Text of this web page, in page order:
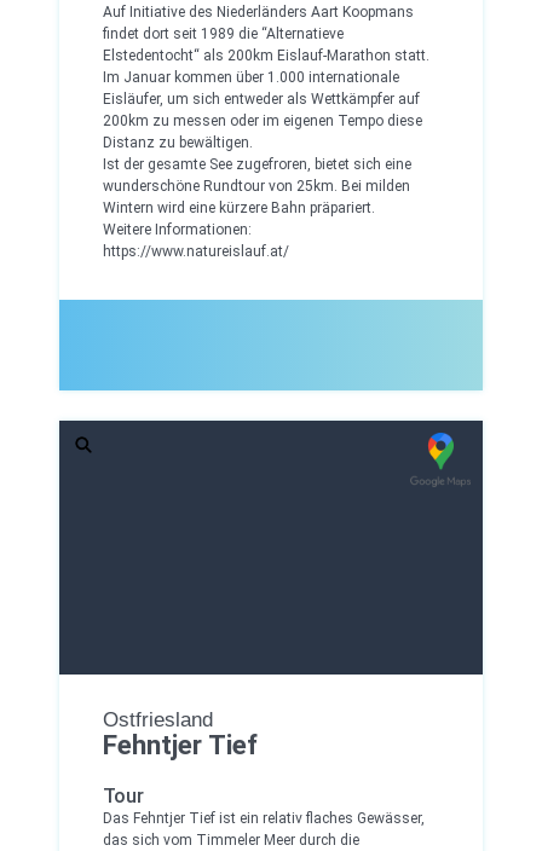
Auf Initiative des Niederländers Aart Koopmans
findet dort seit 1989 die “Alternatieve
Elstedentocht“ als 200km Eislauf-Marathon statt.
Im Januar kommen über 1.000 internationale
Eisläufer, um sich entweder als Wettkämpfer auf
200km zu messen oder im eigenen Tempo diese
Distanz zu bewältigen.
Ist der gesamte See zugefroren, bietet sich eine
wunderschöne Rundtour von 25km. Bei milden
Wintern wird eine kürzere Bahn präpariert.
Weitere Informationen:
https://www.natureislauf.at/
Ostfriesland
Fehntjer Tief
Tour
Das Fehntjer Tief ist ein relativ flaches Gewässer,
das sich vom Timmeler Meer durch die